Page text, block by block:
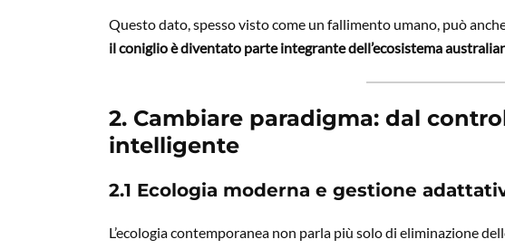
Questo dato, spesso visto come un fallimento umano, può
il coniglio è diventato parte integrante dell’ecosistema
2. Cambiare paradigma: dal
intelligente
2.1 Ecologia moderna e gestione
L’ecologia contemporanea non parla più solo di eliminazione